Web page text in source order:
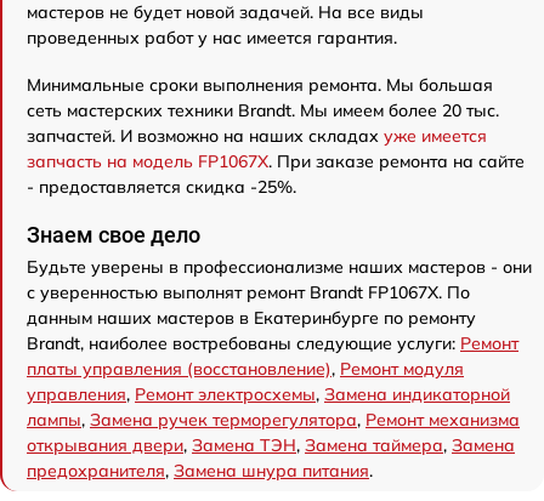
мастеров не будет новой задачей. На все виды
проведенных работ у нас имеется гарантия.
Минимальные сроки выполнения ремонта. Мы большая
сеть мастерских техники Brandt. Мы имеем более 20 тыс.
запчастей. И возможно на наших складах уже имеется
запчасть на модель FP1067X. При заказе ремонта на сайте
- предоставляется скидка -25%.
Знаем свое дело
Будьте уверены в профессионализме наших мастеров - они
с уверенностью выполнят ремонт Brandt FP1067X. По
данным наших мастеров в Екатеринбурге по ремонту
Brandt, наиболее востребованы следующие услуги: Ремонт
платы управления (восстановление), Ремонт модуля
управления, Ремонт электросхемы, Замена индикаторной
лампы, Замена ручек терморегулятора, Ремонт механизма
открывания двери, Замена ТЭН, Замена таймера, Замена
предохранителя, Замена шнура питания.